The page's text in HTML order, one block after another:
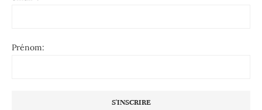
Prénom: